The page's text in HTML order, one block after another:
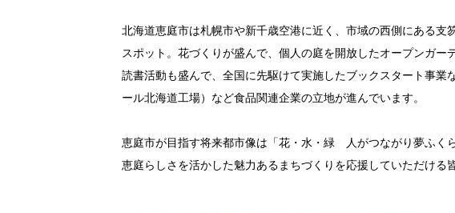
・ワンストップ特例申請受付完了の通知
・ワンストップ特例申請書または確認書類の不備通知
■自治体マイページ(オンラインワンストップ申請など)に
「自治体マイページ」では『オンラインワンストップ特
※オンラインワンストップ特例申請をご希望の場合
寄附した【翌年1月10日(23時59分)まで】に手続きが必
北海道恵庭市は札幌市や新千歳空港に近く、市域の西側にある
スポット。花づくりが盛んで、個人の庭を開放したオープンガー
読書活動も盛んで、全国に先駆けて実施したブックスタート事
ール北海道工場）など食品関連企業の立地が進んでいます。
恵庭市が目指す将来都市像は「花・水・緑 人がつながり夢ふく
恵庭らしさを活かした魅力あるまちづくりを応援していただける